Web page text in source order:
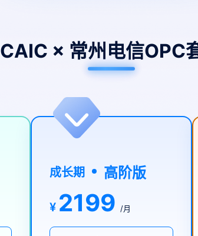
CAIC × 常州电信OPC
成长期 高阶版
¥ 2199 /月